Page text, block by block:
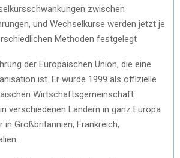
zwischen
und Wechselkurse werden jetzt je
Methoden festgelegt
der Europäischen Union, die eine
ist. Er wurde 1999 als offizielle
Wirtschaftsgemeinschaft
verschiedenen Ländern in ganz Europa
in Großbritannien, Frankreich,